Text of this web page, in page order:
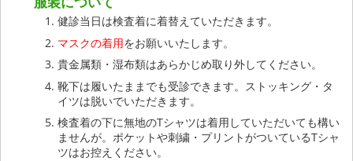
健診当日は検査着に着替えていただきます。
マスクの着用をお願いいたします。
貴金属類・湿布類はあらかじめ取り外してください。
靴下は履いたままでも受診できます。ストッキング・タ
イツは脱いでいただきます。
検査着の下に無地のTシャツは着用していただいても構い
ませんが。ポケットや刺繍・プリントがついているTシャ
ツはお控えください。